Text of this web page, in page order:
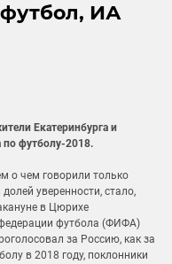
ИА
Екатеринбурга и
по футболу-2018.
о чем говорили только
уверенности, стало,
в Цюрихе
футбола (ФИФА)
за Россию, как за
в 2018 году, поклонники